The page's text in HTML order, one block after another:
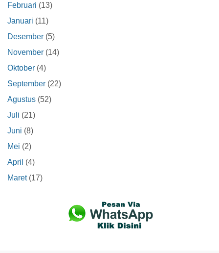
Februari (13)
Januari (11)
Desember (5)
November (14)
Oktober (4)
September (22)
Agustus (52)
Juli (21)
Juni (8)
Mei (2)
April (4)
Maret(17)